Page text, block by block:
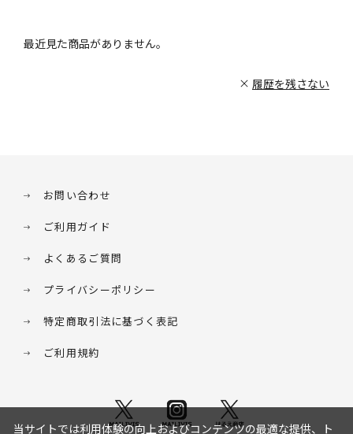
最近見た商品がありません。
履歴を残さない
お問い合わせ
ご利用ガイド
よくあるご質問
プライバシーポリシー
特定商取引法に基づく表記
ご利用規約
当サイトでは利用体験の向上およびコンテンツの最適な提供、ト